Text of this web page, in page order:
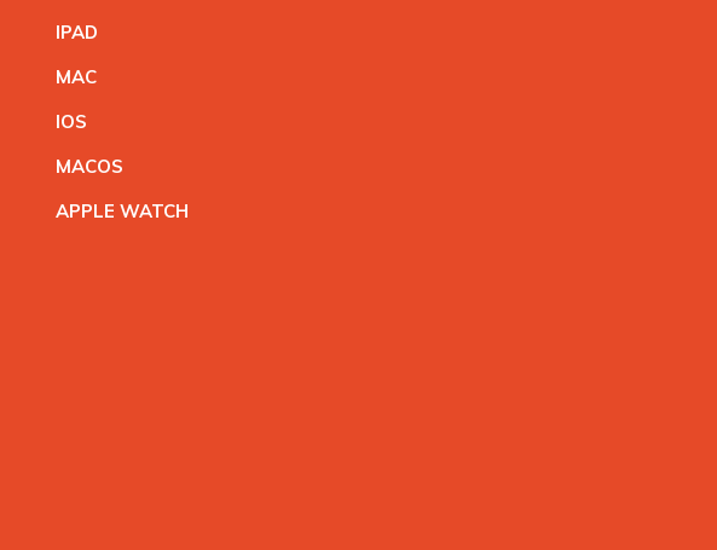
IPAD
MAC
IOS
MACOS
APPLE WATCH